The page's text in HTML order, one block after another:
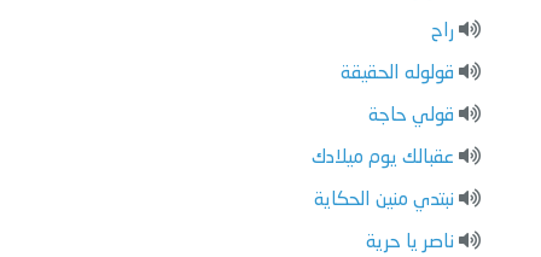
راح
قولوله الحقيقة
قولي حاجة
عقبالك يوم ميلادك
نبتدي منين الحكاية
ناصر يا حرية